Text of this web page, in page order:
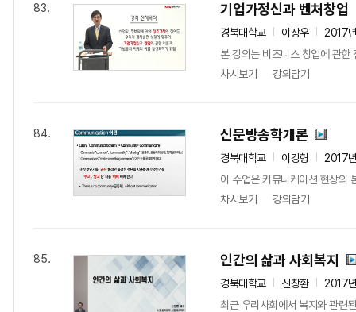
83. 기업가정신과 벤처창업
경북대학교 이장우
2017
본 강의는 비즈니스 창업에 관
차시보기
강의담기
84. 신문방송학개론
경북대학교 이강형
2017
이 수업은 커뮤니케이션 현상의
차시보기
강의담기
85. 인간의 삶과 사회복지
경북대학교 신창환
2017
최근 우리사회에서 복지와 관련